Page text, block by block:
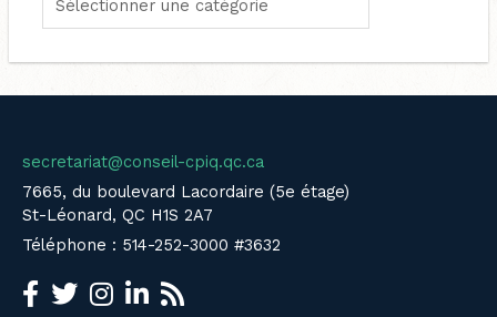
secretariat@conseil-cpiq.qc.ca
7665, du boulevard Lacordaire (5e étage)
St-Léonard, QC H1S 2A7
Téléphone : 514-252-3000 #3632